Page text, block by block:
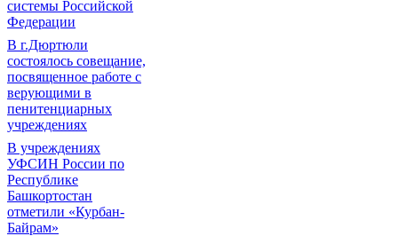
системы Российской
Федерации
В г.Дюртюли
состоялось совещание,
посвященное работе с
верующими в
пенитенциарных
учреждениях
В учреждениях
УФСИН России по
Республике
Башкортостан
отметили «Курбан-
Байрам»